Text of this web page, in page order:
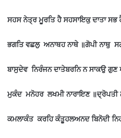
ਸਹਸ ਨੇਤ੍ਰ ਮੂਰਤਿ ਹੈ ਸਹਸਾਇਕੁ ਦਾਤਾ ਸਭ
ਭਗਤਿ ਵਛਲੁ ਅਨਾਥਹ ਨਾਥੇ ॥ਗੋਪੀ ਨਾਥੁ
ਬਾਸੁਦੇਵ ਨਿਰੰਜਨ ਦਾਤੇਬਰਨਿ ਨ ਸਾਕਉ ਗੁਣ
ਮੁਕੰਦ ਮਨੋਹਰ ਲਖਮੀ ਨਾਰਾਇਣ ॥ਦ੍ਰੋਪਤੀ
ਕਮਲਾਕੰਤ ਕਰਹਿ ਕੰਤੂਹਲਅਨਦ ਬਿਨੋਦੀ